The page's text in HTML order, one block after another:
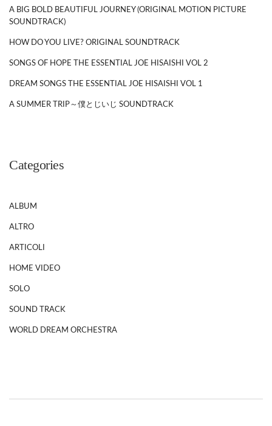
A BIG BOLD BEAUTIFUL JOURNEY (ORIGINAL MOTION PICTURE
SOUNDTRACK)
HOW DO YOU LIVE? ORIGINAL SOUNDTRACK
SONGS OF HOPE THE ESSENTIAL JOE HISAISHI VOL 2
DREAM SONGS THE ESSENTIAL JOE HISAISHI VOL 1
A SUMMER TRIP～僕とじいじ SOUNDTRACK
Categories
ALBUM
ALTRO
ARTICOLI
HOME VIDEO
SOLO
SOUND TRACK
WORLD DREAM ORCHESTRA